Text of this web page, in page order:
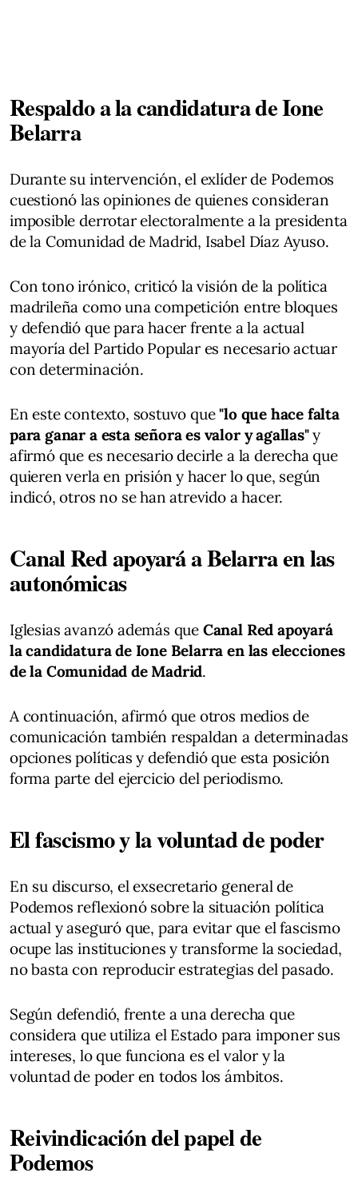
Respaldo a la candidatura de Ione
Belarra
Durante su intervención, el exlíder de Podemos
cuestionó las opiniones de quienes consideran
imposible derrotar electoralmente a la presidenta
de la Comunidad de Madrid, Isabel Díaz Ayuso.
Con tono irónico, criticó la visión de la política
madrileña como una competición entre bloques
y defendió que para hacer frente a la actual
mayoría del Partido Popular es necesario actuar
con determinación.
En este contexto, sostuvo que"lo que hace falta
para ganar a esta señora es valor y agallas"y
afirmó que es necesario decirle a la derecha que
quieren verla en prisión y hacer lo que, según
indicó, otros no se han atrevido a hacer.
Canal Red apoyará a Belarra en las
autonómicas
Iglesias avanzó además que Canal Red apoyará
la candidatura de Ione Belarra en las elecciones
de la Comunidad de Madrid.
A continuación, afirmó que otros medios de
comunicación también respaldan a determinadas
opciones políticas y defendió que esta posición
forma parte del ejercicio del periodismo.
El fascismo y la voluntad de poder
En su discurso, el exsecretario general de
Podemos reflexionó sobre la situación política
actual y aseguró que, para evitar que el fascismo
ocupe las instituciones y transforme la sociedad,
no basta con reproducir estrategias del pasado.
Según defendió, frente a una derecha que
considera que utiliza el Estado para imponer sus
intereses, lo que funciona es el valor y la
voluntad de poder en todos los ámbitos.
Reivindicación del papel de
Podemos